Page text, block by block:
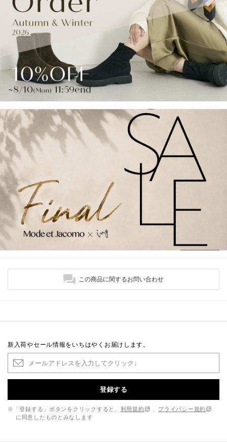
この商品に関するお問い合わせ
新入荷やセール情報をいちはやくお届けします。
登録する
※「登録する」ボタンをクリックすると、 利用規約
プライバシー規約
に同意したものとみなします